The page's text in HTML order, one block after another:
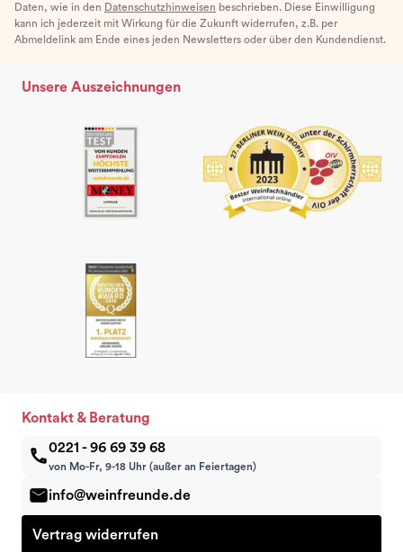
Daten, wie in den Datenschutzhinweisen beschrieben. Diese Einwilligung
kann ich jederzeit mit Wirkung für die Zukunft widerrufen, z.B. per
Abmeldelink am Ende eines jeden Newsletters oder über den Kundendienst.
Unsere Auszeichnungen
Kontakt & Beratung
0221 - 96 69 39 68
von Mo-Fr, 9-18 Uhr (außer an Feiertagen)
info@weinfreunde.de
Vertrag widerrufen